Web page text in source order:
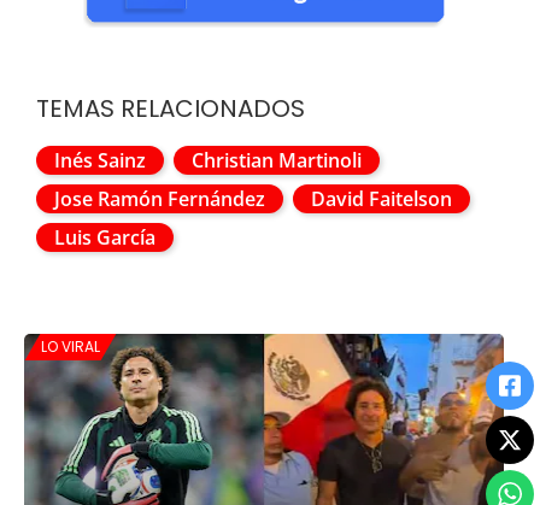
TEMAS RELACIONADOS
Inés Sainz
Christian Martinoli
Jose Ramón Fernández
David Faitelson
Luis García
LO VIRAL